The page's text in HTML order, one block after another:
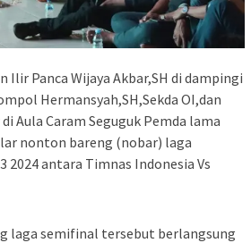
Ilir Panca Wijaya Akbar,SH di dampingi
Hermansyah,SH,Sekda OI,dan
Aula Caram Seguguk Pemda lama
nonton bareng (nobar) laga
2024 antara Timnas Indonesia Vs
laga semifinal tersebut berlangsung